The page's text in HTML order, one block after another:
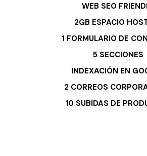
WEB SEO
2GB ESPACIO
1 FORMULARIO DE
5 SECCIONES
INDEXACIÓN EN
2 CORREOS
10 SUBIDAS DE